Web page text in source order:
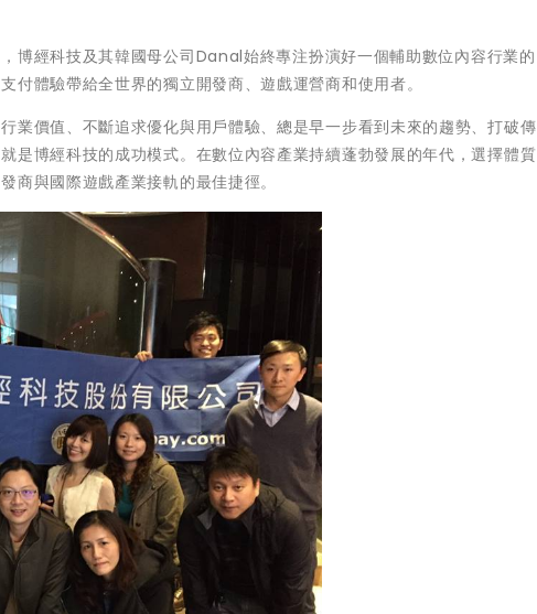
博經科技及其韓國母公司Danal始終專注扮演好一個輔助數位內容行業的
體驗帶給全世界的獨立開發商、遊戲運營商和使用者。
業價值、不斷追求優化與用戶體驗、總是早一步看到未來的趨勢、打破傳
是博經科技的成功模式。在數位內容產業持續蓬勃發展的年代，選擇體質
商與國際遊戲產業接軌的最佳捷徑。